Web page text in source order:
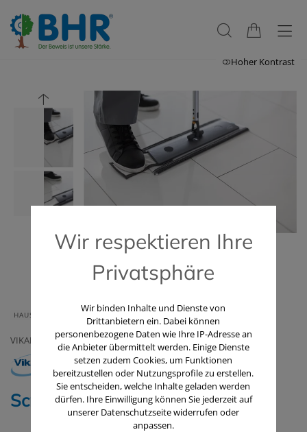
Hoher Kontrast
HAUS & HEIM GERÄTE & ZUBEHÖR
VIKAN
Scrub Pad / 10 Stk.
Wir respektieren Ihre
Privatsphäre
Wir binden Inhalte und Dienste von
Drittanbietern ein. Dabei können
personenbezogene Daten wie Ihre IP-Adresse an
die Anbieter übermittelt werden. Einige Dienste
setzen zudem Cookies, um Funktionen
bereitzustellen oder Nutzungsprofile zu erstellen.
Sie entscheiden, welche Inhalte geladen werden
dürfen. Ihre Einwilligung können Sie jederzeit auf
unserer Datenschutzseite widerrufen oder
anpassen.